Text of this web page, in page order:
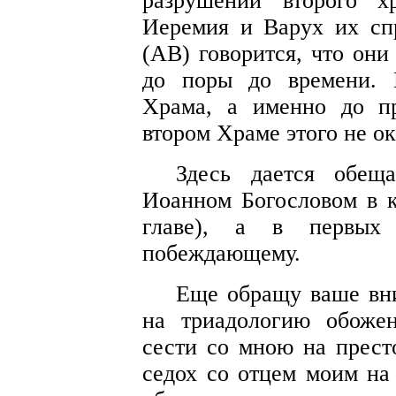
Иеремия и Варух их
(АВ) говорится, что
до поры до времени.
Храма, а именно до
втором Храме этого не
Здесь дается
Иоанном Богословом в
главе), а в первых
побеждающему.
Еще обращу ваше
на триадологию
сести со мною на
седох со отцем моим на